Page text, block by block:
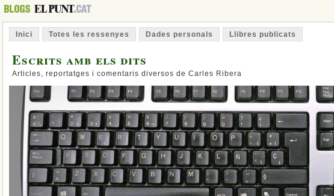
Inici Totes les ressenyes Dades personals Llibres publicats
Escrits amb els dits
Articles, reportatges i comentaris diversos de Carles Ribera